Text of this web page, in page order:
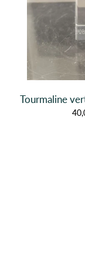
Tourmaline